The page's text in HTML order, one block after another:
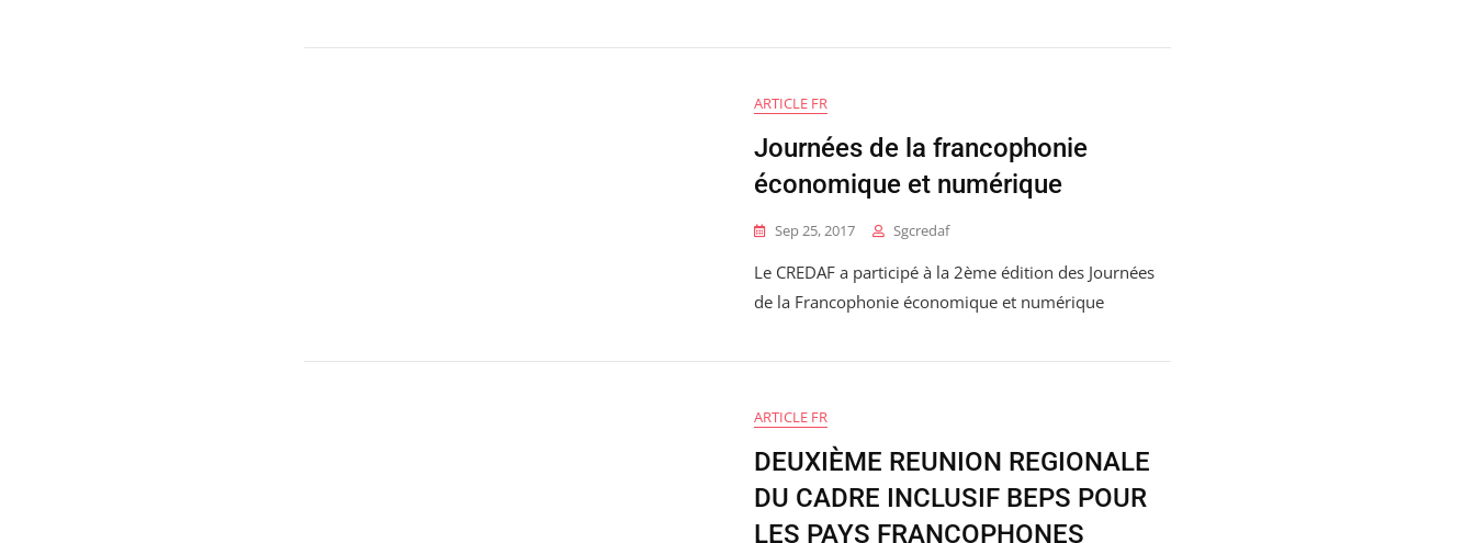
ARTICLE FR
Journées de la francophonie
économique et numérique
Sep 25, 2017 Sgcredaf
Le CREDAF a participé à la 2ème édition des Journées
de la Francophonie économique et numérique
ARTICLE FR
DEUXIÈME REUNION REGIONALE
DU CADRE INCLUSIF BEPS POUR
LES PAYS FRANCOPHONES